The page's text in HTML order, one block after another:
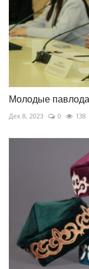
Молодые
Дек 8, 2023 0 138